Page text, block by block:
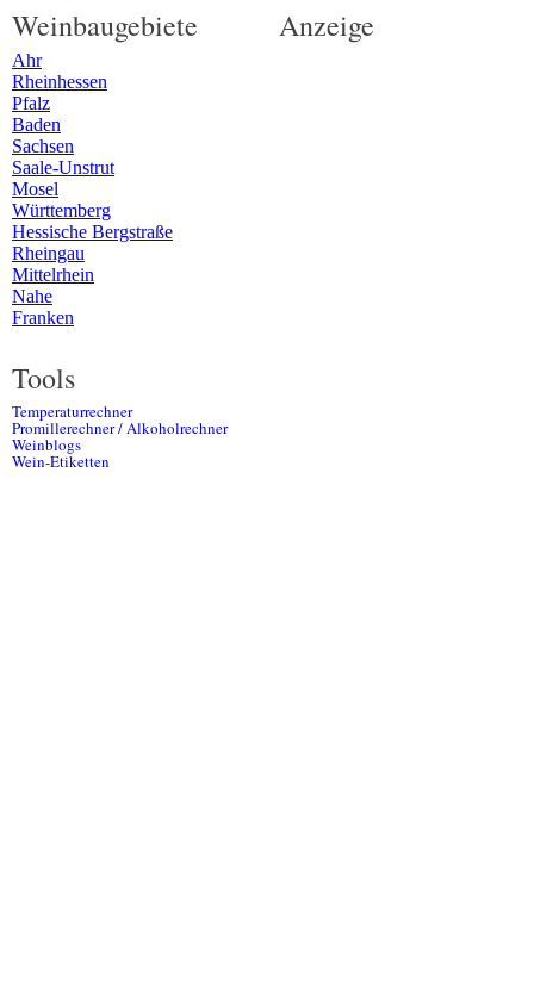
Weinbaugebiete
Ahr
Rheinhessen
Pfalz
Baden
Sachsen
Saale-Unstrut
Mosel
Württemberg
Hessische Bergstraße
Rheingau
Mittelrhein
Nahe
Franken
Tools
Temperaturrechner
Promillerechner / Alkoholrechner
Weinblogs
Wein-Etiketten
Anzeige